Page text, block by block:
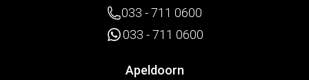
033 - 711 0600
033 - 711 0600
Apeldoorn